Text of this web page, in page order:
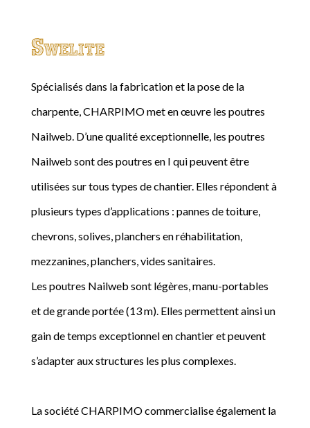
Swelite
Spécialisés dans la fabrication et la pose de la
charpente, CHARPIMO met en œuvre les poutres
Nailweb. D’une qualité exceptionnelle, les poutres
Nailweb sont des poutres en I qui peuvent être
utilisées sur tous types de chantier. Elles répondent à
plusieurs types d’applications : pannes de toiture,
chevrons, solives, planchers en réhabilitation,
mezzanines, planchers, vides sanitaires.
Les poutres Nailweb sont légères, manu-portables
et de grande portée (13 m). Elles permettent ainsi un
gain de temps exceptionnel en chantier et peuvent
s’adapter aux structures les plus complexes.
La société CHARPIMO commercialise également la